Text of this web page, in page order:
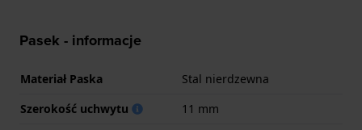
Pasek - informacje
Materiał Paska
Stal nierdzewna
Szerokość uchwytu
11 mm